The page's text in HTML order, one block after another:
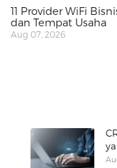
11 Provider WiFi
dan Tempat Usaha
Aug 07, 2026